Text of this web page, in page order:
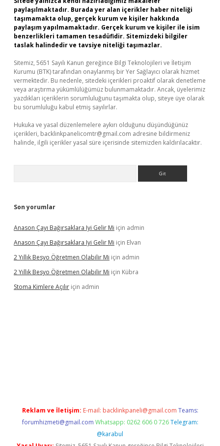
paylaşılmaktadır. Burada yer alan içerikler haber niteliği
taşımamakta olup, gerçek kurum ve kişiler hakkında
paylaşım yapılmamaktadır. Gerçek kurum ve kişiler ile isim
benzerlikleri tamamen tesadüfidir. Sitemizdeki bilgiler
taslak halindedir ve tavsiye niteliği taşımazlar.
Sitemiz, 5651 Sayılı Kanun gereğince Bilgi Teknolojileri ve İletişim
Kurumu (BTK) tarafından onaylanmış bir Yer Sağlayıcı olarak hizmet
vermektedir. Bu nedenle, sitedeki içerikleri proaktif olarak denetleme
veya araştırma yükümlülüğümüz bulunmamaktadır. Ancak, üyelerimiz
yazdıkları içeriklerin sorumluluğunu taşımakta olup, siteye üye olarak
bu sorumluluğu kabul etmiş sayılırlar.
Hukuka ve yasal düzenlemelere aykırı olduğunu düşündüğünüz
içerikleri, backlinkpanelicomtr@gmail.com adresine bildirmeniz
halinde, ilgili içerikler yasal süre içerisinde sitemizden kaldırılacaktır.
Son yorumlar
Anason Çayı Bağırsaklara Iyi Gelir Mi için admin
Anason Çayı Bağırsaklara Iyi Gelir Mi için Elvan
2 Yıllık Besyo Öğretmen Olabilir Mi için admin
2 Yıllık Besyo Öğretmen Olabilir Mi için Kübra
Stoma Kimlere Açılır için admin
Reklam ve İletişim: E-mail: backlinkpaneli@gmail.com Teams:
forumhizmeti@gmail.com Whatsapp: 0262 606 0 726 Telegram:
@karabul